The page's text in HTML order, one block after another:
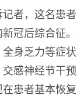
者，这名患
冠后综合征
身乏力等症
感神经节干
患者基本恢